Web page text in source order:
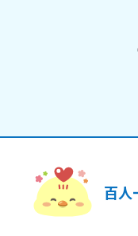
百人